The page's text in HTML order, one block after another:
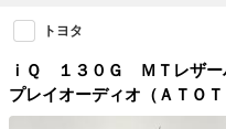
トヨタ
ｉＱ １３０Ｇ ＭＴレザ
プレイオーディオ（ＡＴＯ
Ｃ／ハーフレザーシート／